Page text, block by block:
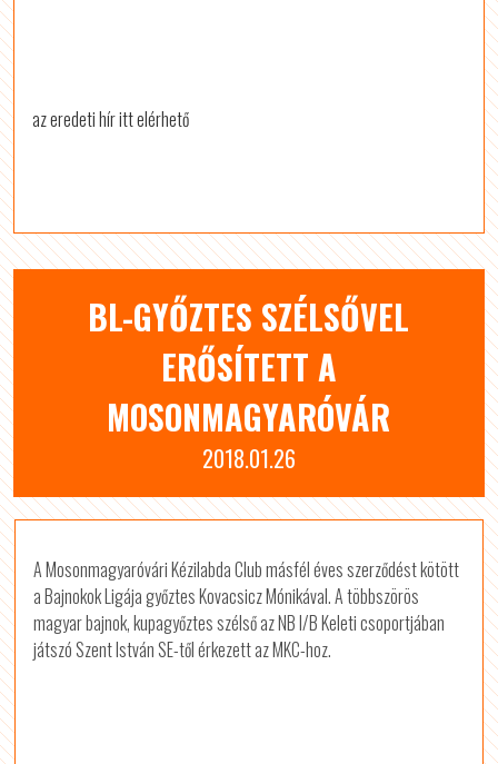
az eredeti hír itt elérhető
BL-GYŐZTES SZÉLSŐVEL
ERŐSÍTETT A
MOSONMAGYARÓVÁR
2018.01.26
A Mosonmagyaróvári Kézilabda Club másfél éves szerződést kötött
a Bajnokok Ligája győztes Kovacsicz Mónikával. A többszörös
magyar bajnok, kupagyőztes szélső az NB I/B Keleti csoportjában
játszó Szent István SE-től érkezett az MKC-hoz.